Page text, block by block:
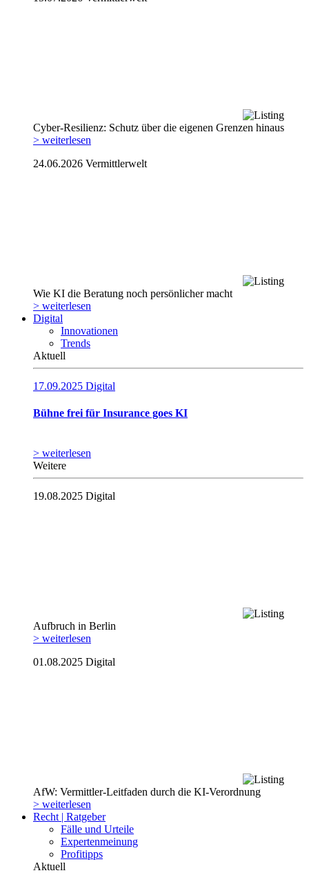
Cyber-Resilienz: Schutz über die eigenen Grenzen hinaus
> weiterlesen
24.06.2026 Vermittlerwelt
Wie KI die Beratung noch persönlicher macht
> weiterlesen
Digital
Innovationen
Trends
Aktuell
17.09.2025 Digital
Bühne frei für Insurance goes KI
> weiterlesen
Weitere
19.08.2025 Digital
Aufbruch in Berlin
> weiterlesen
01.08.2025 Digital
AfW: Vermittler-Leitfaden durch die KI-Verordnung
> weiterlesen
Recht | Ratgeber
Fälle und Urteile
Expertenmeinung
Profitipps
Aktuell